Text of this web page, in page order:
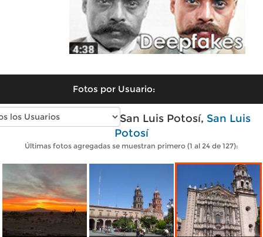
Fotos por Usuario:
Fotos modernas de San Luis Potosí, San Luis
Potosí
Últimas fotos agregadas se muestran primero (1 al 24 de 127):